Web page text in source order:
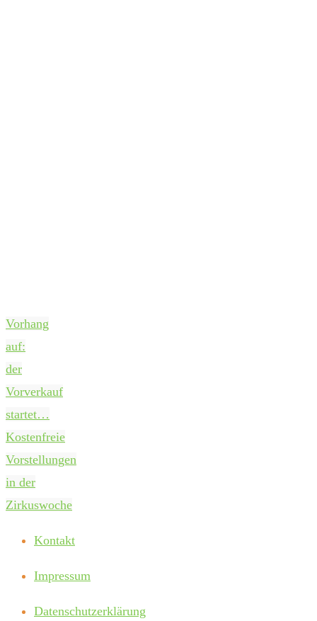
Vorhang
auf:
der
Vorverkauf
startet…
Kostenfreie
Vorstellungen
in der
Zirkuswoche
Kontakt
Impressum
Datenschutzerklärung